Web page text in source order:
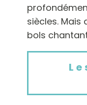
siècles.
bols